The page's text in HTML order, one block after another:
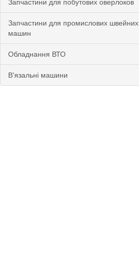
Запчастини для побутових оверлоков
Запчастини для промислових швейних
машин
Обладнання ВТО
В'язальні машини